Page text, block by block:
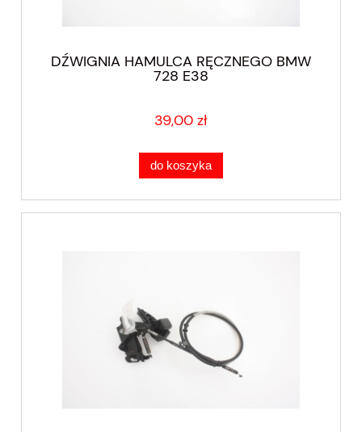
DŹWIGNIA HAMULCA RĘCZNEGO BMW
728 E38
39,00 zł
do koszyka